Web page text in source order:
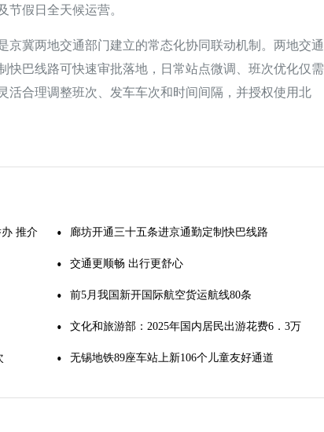
节假日全天候运营。
冀两地交通部门建立的常态化协同联动机制。两地交通
快巴线路可快速审批落地，日常站点微调、班次优化仅需
活合理调整班次、发车车次和时间间隔，并授权使用北
推介 廊坊开通三十五条进京通勤定制快巴线路
交通更顺畅 出行更舒心
前5月我国新开国际航空货运航线80条
文化和旅游部：2025年国内居民出游花费6．3万
亿元
无锡地铁89座车站上新106个儿童友好通道